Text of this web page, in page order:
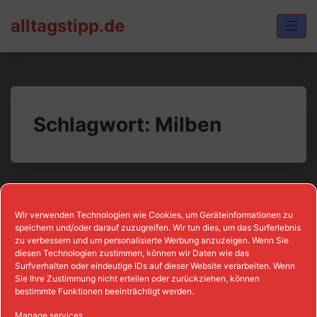
Wir verwenden Technologien wie Cookies, um Geräteinformationen zu
speichern und/oder darauf zuzugreifen. Wir tun dies, um das Surferlebnis
zu verbessern und um personalisierte Werbung anzuzeigen. Wenn Sie
diesen Technologien zustimmen, können wir Daten wie das
Surfverhalten oder eindeutige IDs auf dieser Website verarbeiten. Wenn
Sie Ihre Zustimmung nicht erteilen oder zurückziehen, können
bestimmte Funktionen beeinträchtigt werden.
alltagstipp.de
Schlagwort: Milben